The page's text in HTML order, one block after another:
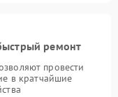
ремонт
провести
в кратчайшие